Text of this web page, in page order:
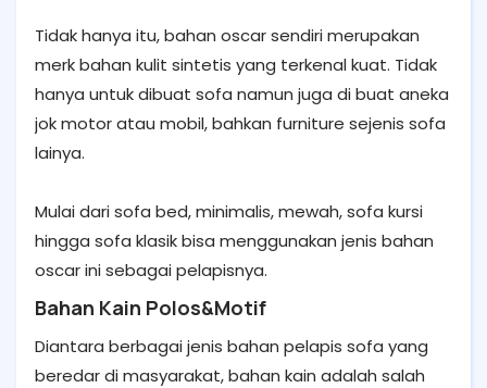
Tidak hanya itu, bahan oscar sendiri merupakan
merk bahan kulit sintetis yang terkenal kuat. Tidak
hanya untuk dibuat sofa namun juga di buat aneka
jok motor atau mobil, bahkan furniture sejenis sofa
lainya.
Mulai dari sofa bed, minimalis, mewah, sofa kursi
hingga sofa klasik bisa menggunakan jenis bahan
oscar ini sebagai pelapisnya.
Bahan Kain Polos&Motif
Diantara berbagai jenis bahan pelapis sofa yang
beredar di masyarakat, bahan kain adalah salah